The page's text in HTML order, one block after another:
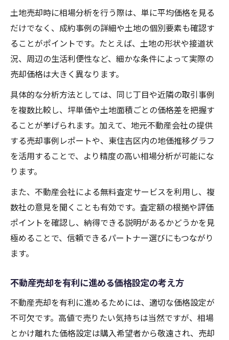
土地売却時に相場分析を行う際は、単に平均価格を見る
だけでなく、成約事例の詳細や土地の個別要素も確認す
ることがポイントです。たとえば、土地の形状や接道状
況、周辺の生活利便性など、細かな条件によって実際の
売却価格は大きく異なります。
具体的な分析方法としては、同じ丁目や近隣の取引事例
を複数比較し、坪単価や土地面積ごとの価格差を把握す
ることが挙げられます。加えて、地元不動産会社の提供
する売却事例レポートや、東住吉区内の地価推移グラフ
を活用することで、より精度の高い相場分析が可能にな
ります。
また、不動産会社による無料査定サービスを利用し、複
数社の意見を聞くことも有効です。査定額の根拠や評価
ポイントを確認し、納得できる説明があるかどうかを見
極めることで、信頼できるパートナー選びにもつながり
ます。
不動産売却を有利に進める価格設定の考え方
不動産売却を有利に進めるためには、適切な価格設定が
不可欠です。高値で売りたい気持ちは当然ですが、相場
とかけ離れた価格設定は購入希望者から敬遠され、売却